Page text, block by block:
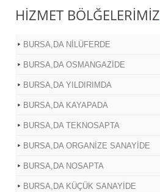
HİZMET BÖLĞELERİMİZ
BURSA,DA NİLÜFERDE
BURSA,DA OSMANGAZİDE
BURSA,DA YILDIRIMDA
BURSA,DA KAYAPADA
BURSA,DA TEKNOSAPTA
BURSA,DA ORGANİZE SANAYİDE
BURSA,DA NOSAPTA
BURSA,DA KÜÇÜK SANAYİDE